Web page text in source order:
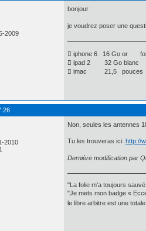
2009
bonjour
je voudrez poser une
 iphone 6 16 Go or
 ipad 2 32 Go blanc
 imac 21,5 pouces
2010
Non, seules les antennes
Tu les trouveras ici: http://
Dernière modification par
"La folie m'a toujours
"Je mets mon badge «
le libre arbitre est une